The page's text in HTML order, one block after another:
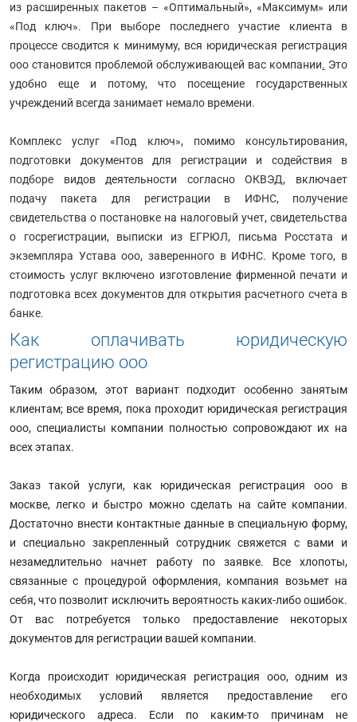
из расширенных пакетов – «Оптимальный», «Максимум» или
«Под ключ». При выборе последнего участие клиента в
процессе сводится к минимуму, вся юридическая регистрация
ооо становится проблемой обслуживающей вас компании. Это
удобно еще и потому, что посещение государственных
учреждений всегда занимает немало времени.
Комплекс услуг «Под ключ», помимо консультирования,
подготовки документов для регистрации и содействия в
подборе видов деятельности согласно ОКВЭД, включает
подачу пакета для регистрации в ИФНС, получение
свидетельства о постановке на налоговый учет, свидетельства
о госрегистрации, выписки из ЕГРЮЛ, письма Росстата и
экземпляра Устава ооо, заверенного в ИФНС. Кроме того, в
стоимость услуг включено изготовление фирменной печати и
подготовка всех документов для открытия расчетного счета в
банке.
Как оплачивать юридическую
регистрацию ооо
Таким образом, этот вариант подходит особенно занятым
клиентам; все время, пока проходит юридическая регистрация
ооо, специалисты компании полностью сопровождают их на
всех этапах.
Заказ такой услуги, как юридическая регистрация ооо в
москве, легко и быстро можно сделать на сайте компании.
Достаточно внести контактные данные в специальную форму,
и специально закрепленный сотрудник свяжется с вами и
незамедлительно начнет работу по заявке. Все хлопоты,
связанные с процедурой оформления, компания возьмет на
себя, что позволит исключить вероятность каких-либо ошибок.
От вас потребуется только предоставление некоторых
документов для регистрации вашей компании.
Когда происходит юридическая регистрация ооо, одним из
необходимых условий является предоставление его
юридического адреса. Если по каким-то причинам не